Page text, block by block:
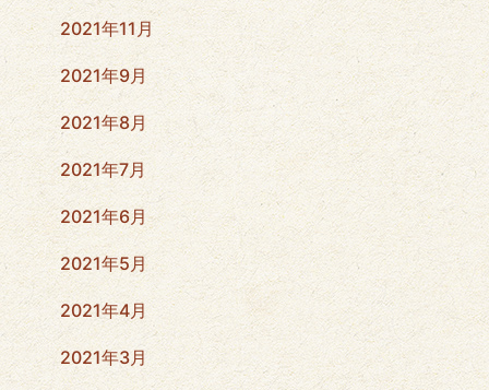
2021年11月
2021年9月
2021年8月
2021年7月
2021年6月
2021年5月
2021年4月
2021年3月